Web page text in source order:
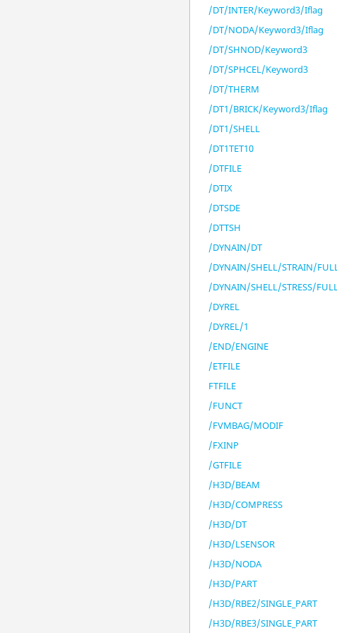
/DT/INTER/Keyword3/Iflag
/DT/NODA/Keyword3/Iflag
/DT/SHNOD/Keyword3
/DT/SPHCEL/Keyword3
/DT/THERM
/DT1/BRICK/Keyword3/Iflag
/DT1/SHELL
/DT1TET10
/DTFILE
/DTIX
/DTSDE
/DTTSH
/DYNAIN/DT
/DYNAIN/SHELL/STRAIN/FULL
/DYNAIN/SHELL/STRESS/FULL
/DYREL
/DYREL/1
/END/ENGINE
/ETFILE
FTFILE
/FUNCT
/FVMBAG/MODIF
/FXINP
/GTFILE
/H3D/BEAM
/H3D/COMPRESS
/H3D/DT
/H3D/LSENSOR
/H3D/NODA
/H3D/PART
/H3D/RBE2/SINGLE_PART
/H3D/RBE3/SINGLE_PART